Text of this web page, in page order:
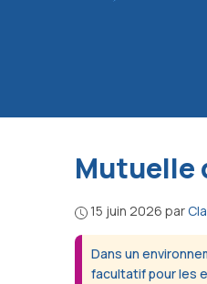
Mutuelle
15 juin 2026 par
Dans un
facultatif pour les